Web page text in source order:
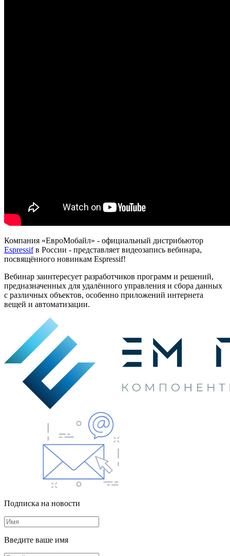
Компания «ЕвроМобайл» - официальный дистрибьютор
Espressifв России - представляет видеозапись вебинара,
посвящённого новинкам Espressif!
Вебинар заинтересует разработчиков программ и решений,
предназначенных для удалённого управления и сбора данных
с различных объектов, особенно приложений интернета
вещей и автоматизации.
Подписка на новости
Введите ваше имя